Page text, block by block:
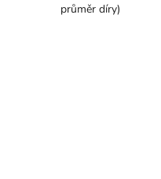
průměr díry)